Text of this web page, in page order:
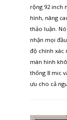
rộng 92 inch
hình, nâng
thảo luận.
nhận mọi
độ chính xác
màn hình
thống 8 mic
ưu cho cả